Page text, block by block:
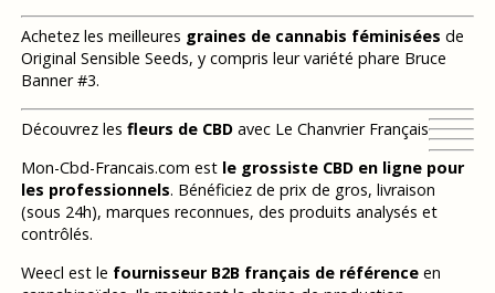
Achetez les meilleures graines de cannabis féminisées de
Original Sensible Seeds, y compris leur variété phare Bruce
Banner #3.
Découvrez les fleurs de CBDavec Le Chanvrier Français
Mon-Cbd-Francais.com est le grossiste CBD en ligne pour
les professionnels. Bénéficiez de prix de gros, livraison
(sous 24h), marques reconnues, des produits analysés et
contrôlés.
Weecl est le fournisseur B2B français de référenceen